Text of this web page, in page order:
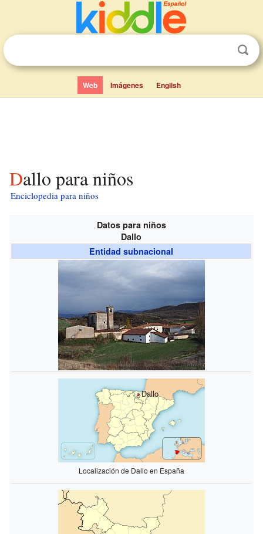
Web Imágenes English
Dallo para niños
Enciclopedia para niños
Datos para niños
Dallo
Entidad subnacional
Dallo
Localización de Dallo en España